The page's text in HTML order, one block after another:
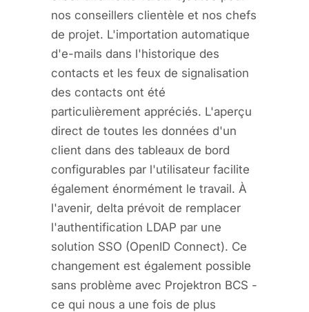
nos conseillers clientèle et nos chefs
de projet. L'importation automatique
d'e-mails dans l'historique des
contacts et les feux de signalisation
des contacts ont été
particulièrement appréciés. L'aperçu
direct de toutes les données d'un
client dans des tableaux de bord
configurables par l'utilisateur facilite
également énormément le travail. À
l'avenir, delta prévoit de remplacer
l'authentification LDAP par une
solution SSO (OpenID Connect). Ce
changement est également possible
sans problème avec Projektron BCS -
ce qui nous a une fois de plus